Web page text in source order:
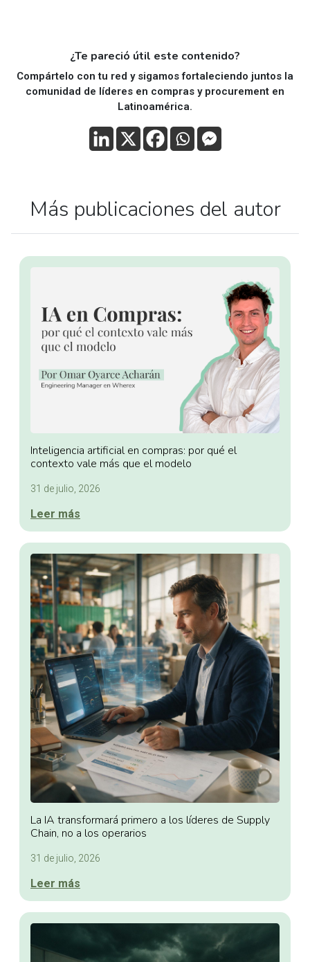
¿Te pareció útil este contenido?
Compártelo con tu red y sigamos fortaleciendo juntos la
comunidad de líderes en compras y procurement en
Latinoamérica.
Más publicaciones del autor
Inteligencia artificial en compras: por qué el
contexto vale más que el modelo
31 de julio, 2026
Leer más
La IA transformará primero a los líderes de Supply
Chain, no a los operarios
31 de julio, 2026
Leer más